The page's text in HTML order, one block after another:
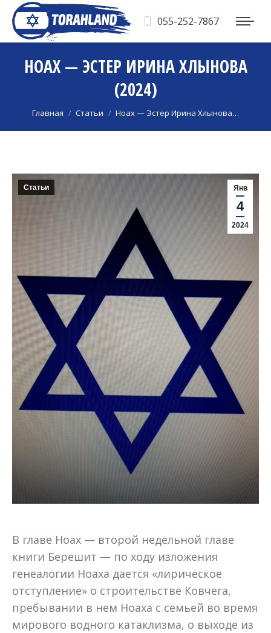
055-252-7867
НОАХ — ЭСТЕР ИРИНА ХЛЫНОВА
(2024)
Вы здесь:
Главная Статьи Ноах — Эстер Ирина Хлынова…
Янв
4
2024
Статьи
В главе Ноах — второй недельной главе
книги Берешит — по ходу изложения
генеалогии Ноаха дается «лирическое
отступление» о строительстве Ковчега,
пребывании в нем Ноаха с семьей во время
мирового водного катаклизма, о выходе из